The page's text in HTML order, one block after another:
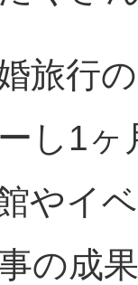
旅行
し1
やイ
の成